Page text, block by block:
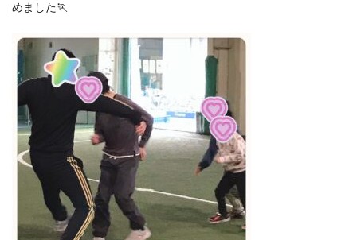
めました🏃